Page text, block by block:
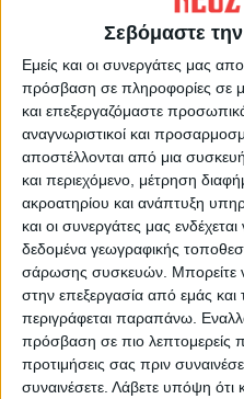
Σεβόμαστε την
Εμείς και οι συνεργάτες μας
πρόσβαση σε πληροφορίες σε
και επεξεργαζόμαστε
αναγνωριστικοί και
αποστέλλονται από μια συσκευή
και περιεχόμενο, μέτρηση
ακροατηρίου και ανάπτυξη
και οι συνεργάτες μας
δεδομένα γεωγραφικής
σάρωσης συσκευών. Μπορείτε
στην επεξεργασία από εμάς
περιγράφεται παραπάνω.
πρόσβαση σε πιο λεπτομερείς
προτιμήσεις σας πριν
συναινέσετε. Λάβετε υπόψη ότι
ΠΑΡΟΜΟΙΑ ΑΡΘΡΑ